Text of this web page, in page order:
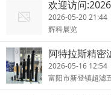
欢迎访问
2026-05-20 21:44
辉科展览
阿特拉斯精密
2026-05-16 12:54
富阳市新登镇超滤